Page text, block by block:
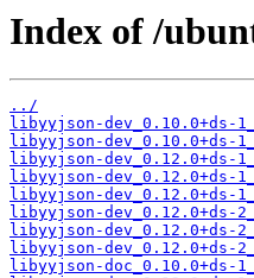
Index of /
../
libyyjson-dev_0.10.0+ds-
libyyjson-dev_0.10.0+ds-
libyyjson-dev_0.12.0+ds-
libyyjson-dev_0.12.0+ds-
libyyjson-dev_0.12.0+ds-
libyyjson-dev_0.12.0+ds-
libyyjson-dev_0.12.0+ds-
libyyjson-dev_0.12.0+ds-
libyyjson-doc_0.10.0+ds-